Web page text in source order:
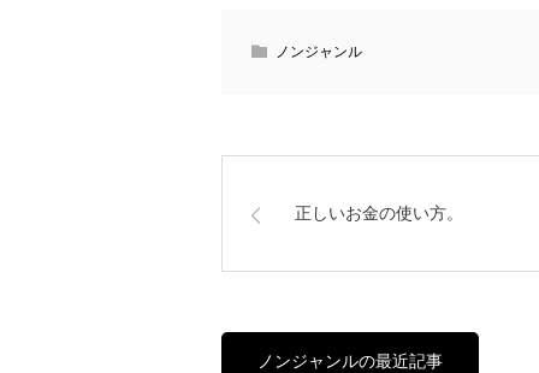
ノンジャンル
正しいお金の使い方。
ノンジャンルの最近記事